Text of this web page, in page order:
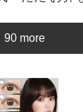
90 more